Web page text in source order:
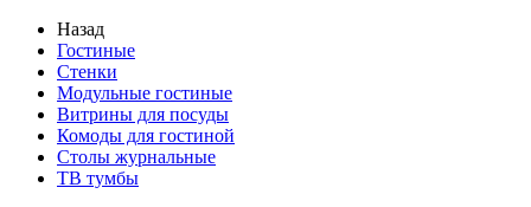
Назад
Гостиные
Стенки
Модульные гостиные
Витрины для посуды
Комоды для гостиной
Столы журнальные
ТВ тумбы